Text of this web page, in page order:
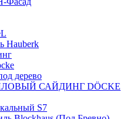
Hauberk
дерево
САЙДИНГ DÖCKE
S7